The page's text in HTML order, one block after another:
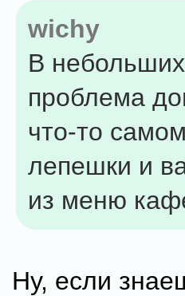
wichy
В
проблема
что-то
лепешки и
из меню
Ну, если